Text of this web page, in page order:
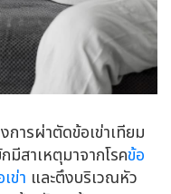
การผ่าตัดข้อเข่าเทียม
สาเหตุมาจากโรคข้อ
ข่า และตึงบริเวณหัว